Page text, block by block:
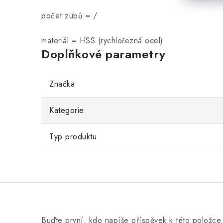
počet zubů = /
materiál = HSS (rychlořezná ocel)
Doplňkové parametry
Značka
Kategorie
Typ produktu
Buďte první, kdo napíše příspěvek k této položce.